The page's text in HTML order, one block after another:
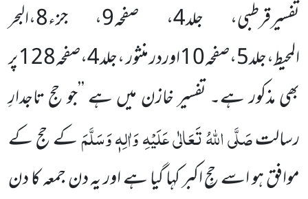
تفسیرقرطبی، جلد4، صفحہ9، جزء8،البحر
المحیط،جلد5،صفحہ10اوردر منثور ،جلد4،صفحہ128 پر
بھی مذکور ہے۔ تفسیر خازن میں ہے ’’جو حج تاجدارِ
رسالتصَلَّی اللہُ تَعَالٰی عَلَیْہِ وَاٰلِہٖ وَسَلَّمَکے حج کے
موافق ہو اسے حجِ اکبر کہا گیا ہے اور یہ دن جمعہ کا دن